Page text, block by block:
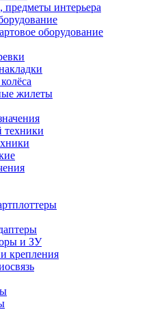
предметы интерьера
оборудование
жилеты
техники
и ЗУ
крепления